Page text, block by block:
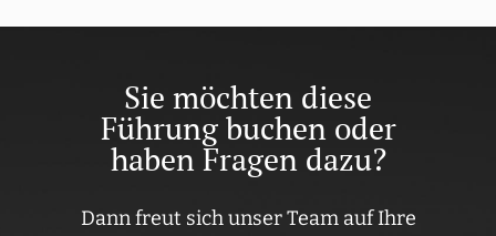
Sie möchten diese
Führung buchen oder
haben Fragen dazu?
Dann freut sich unser Team auf Ihre